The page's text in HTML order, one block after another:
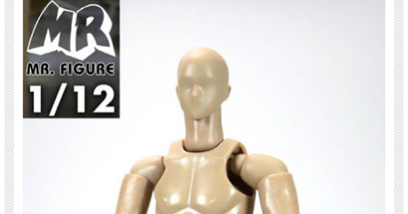
※材質上、本体に色移り、くすみ、細かなキズなどが発生している場合がございま
す。
※塗装、関節の固さ・緩さ、縫製には個体差、左右差がある場合がございます。ご
了承ください。
※仕様は変更になる場合がございます。※画像は試作品です。実際の商品と異なる
場合がございます。
※パッケージにダメージがございます。ご了承ください。